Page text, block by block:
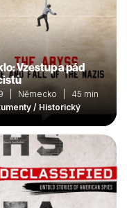
Vzestup a pád
| Německo | 45 min
/ Historický